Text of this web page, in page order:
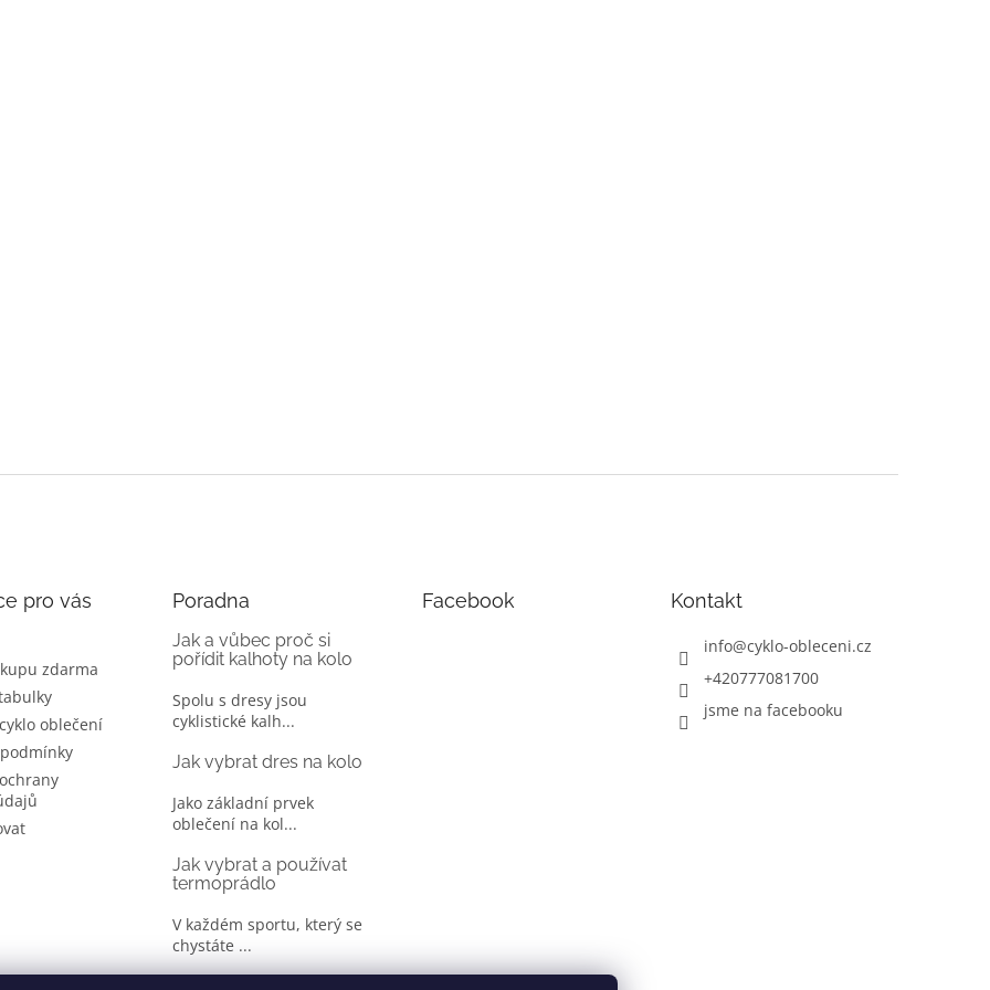
pro vás
zdarma
oblečení
Poradna
Jak a vůbec proč si
pořídit kalhoty na kolo
Spolu s dresy jsou
cyklistické kalh...
Jak vybrat dres na kolo
Jako základní prvek
oblečení na kol...
Jak vybrat a používat
termoprádlo
V každém sportu, který se
chystáte ...
Facebook Kontakt
info@cyklo-obleceni.cz
+420777081700
jsme na facebooku